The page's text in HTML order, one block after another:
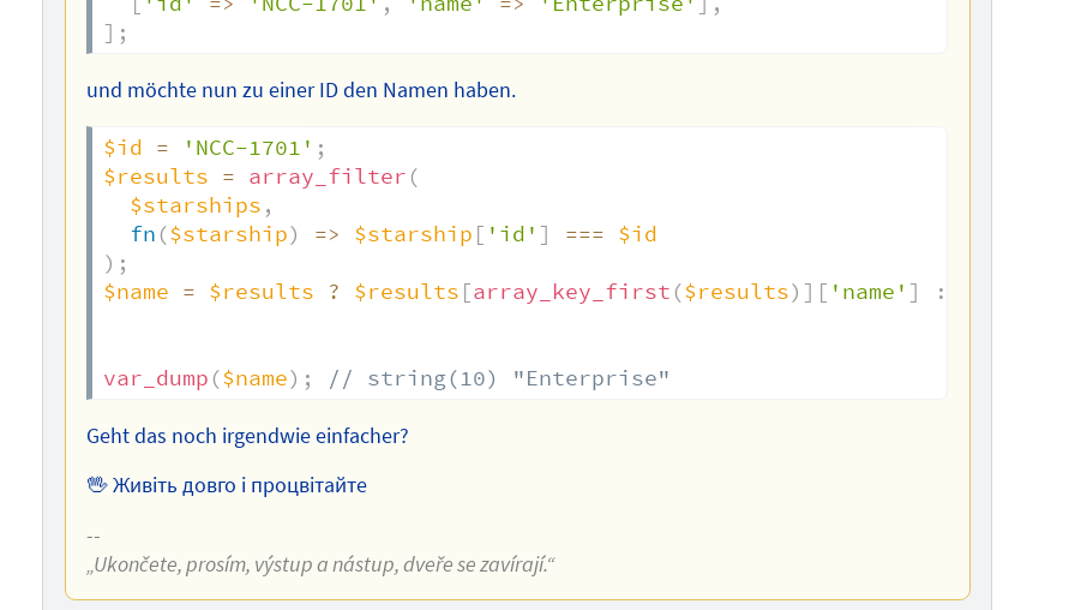
] ;
und möchte nun zu einer ID den Namen haben.
$id = 'NCC-1701' ;
$results = array_filter (
$starships ,
fn ($starship) => $starship [ 'id' ] === $id
) ;
$name = $results ? $results [array_key_first ($results) ] [ 'name' ] :
var_dump ($name) ; // string(10) "Enterprise"
Geht das noch irgendwie einfacher?
🖖 Живіть довго і процвітайте
--
„Ukončete, prosím, výstup a nástup, dveře se zavírají.“